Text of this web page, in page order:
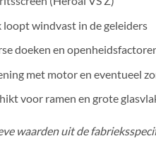
loopt windvast in de geleiders
doeken en
met motor en eventueel
voor ramen en grote
waarden uit de